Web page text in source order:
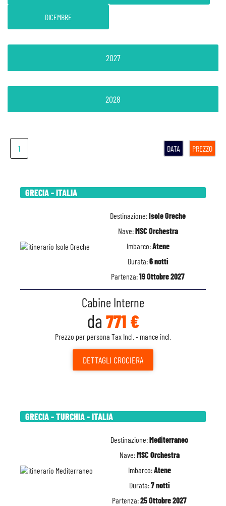
1 DATA PREZZO
GRECIA - ITALIA
Destinazione:Isole Greche
Nave:MSC Orchestra
Imbarco:Atene
Durata:6 notti
Partenza:19 Ottobre 2027
Cabine Interne
da 771 €
Prezzo per persona Tax Incl. - mance incl.
DETTAGLI CROCIERA
GRECIA - TURCHIA - ITALIA
Destinazione:Mediterraneo
Nave:MSC Orchestra
Imbarco:Atene
Durata:7 notti
Partenza:25 Ottobre 2027
DICEMBRE
2027
2028